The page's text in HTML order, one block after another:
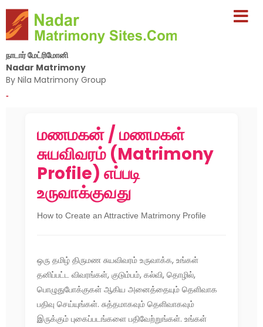
நாடார் மேட்ரிமோனி
Nadar Matrimony
By Nila Matrimony Group
-
மணமகன் / மணமகள்
சுயவிவரம் (Matrimony
Profile) எப்படி
உருவாக்குவது
How to Create an Attractive Matrimony Profile
ஒரு தமிழ் திருமண சுயவிவரம் உருவாக்க, உங்கள்
தனிப்பட்ட விவரங்கள், குடும்பம், கல்வி, தொழில்,
பொழுதுபோக்குகள் ஆகிய அனைத்தையும் தெளிவாக
பதிவு செய்யுங்கள். சுத்தமாகவும் தெளிவாகவும்
இருக்கும் புகைப்படங்களை பதிவேற்றுங்கள். உங்கள்